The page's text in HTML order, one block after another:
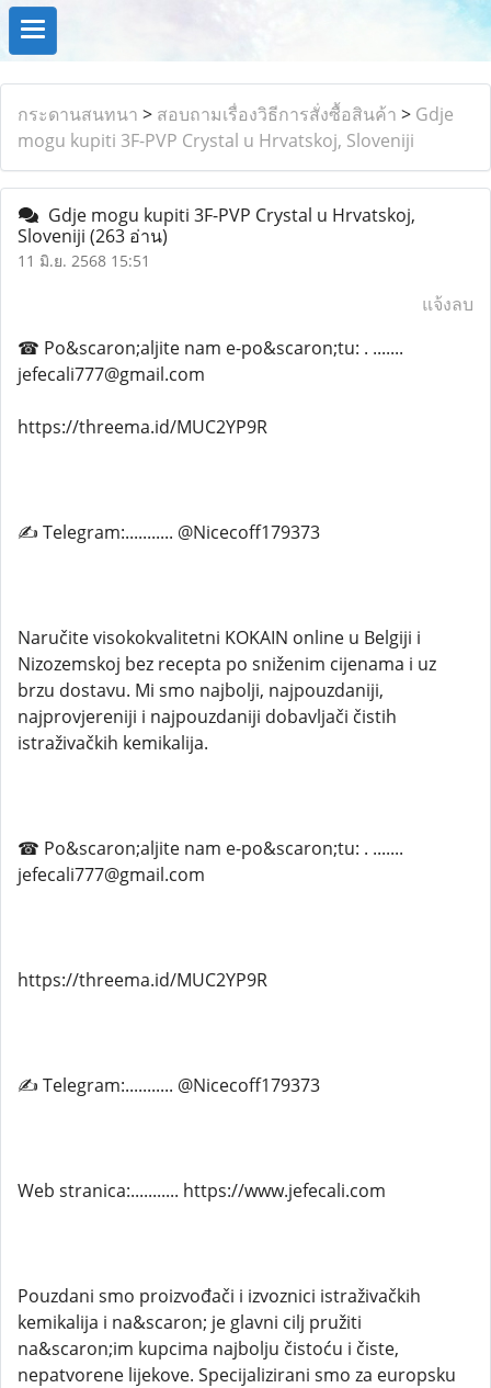
กระดานสนทนา > สอบถามเรื่องวิธีการสั่งซื้อสินค้า > Gdje
mogu kupiti 3F-PVP Crystal u Hrvatskoj, Sloveniji
Gdje mogu kupiti 3F-PVP Crystal u Hrvatskoj,
Sloveniji (263 อ่าน)
11 มิ.ย. 2568 15:51
แจ้งลบ
☎ Po&scaron;aljite nam e-po&scaron;tu: . .......
jefecali777@gmail.com
https://threema.id/MUC2YP9R
✍ Telegram:........... @Nicecoff179373
Naručite visokokvalitetni KOKAIN online u Belgiji i
Nizozemskoj bez recepta po sniženim cijenama i uz
brzu dostavu. Mi smo najbolji, najpouzdaniji,
najprovjereniji i najpouzdaniji dobavljači čistih
istraživačkih kemikalija.
☎ Po&scaron;aljite nam e-po&scaron;tu: . .......
jefecali777@gmail.com
https://threema.id/MUC2YP9R
✍ Telegram:........... @Nicecoff179373
Web stranica:........... https://www.jefecali.com
Pouzdani smo proizvođači i izvoznici istraživačkih
kemikalija i na&scaron; je glavni cilj pružiti
na&scaron;im kupcima najbolju čistoću i čiste,
nepatvorene lijekove. Specijalizirani smo za europsku